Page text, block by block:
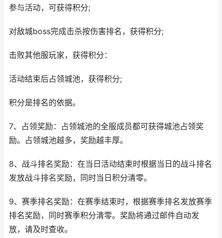
参与活动，可获得积分;
对敌城boss完成击杀按伤害排名，获得积分;
击败其他服玩家，获得积分：
活动结束后占领城池，获得积分;
积分是排名的依据。
7、占领奖励：占领城池的全服成员都可获得城池占领奖
励。占领城池越多，奖励越丰厚。
8、战斗排名奖励：在当日活动结束时根据当日的战斗排名
发放战斗排名奖励，同时当日积分清零。
9、赛季排名奖励：在赛季结束时，根据赛季排名发放赛季
排名奖励，同时赛季积分清零。奖励将通过邮件自动发
放，请及时查收。